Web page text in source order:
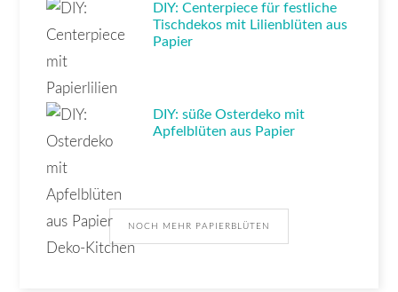
DIY: Centerpiece für festliche
Tischdekos mit Lilienblüten aus
Papier
DIY: süße Osterdeko mit
Apfelblüten aus Papier
NOCH MEHR PAPIERBLÜTEN